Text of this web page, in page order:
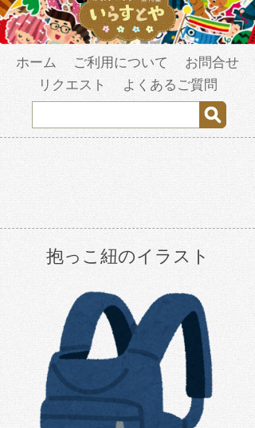
ホーム ご利用について
お問合せ
リクエスト
よくあるご質問
抱っこ紐のイラスト